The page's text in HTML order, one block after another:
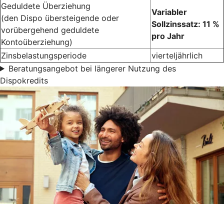
Geduldete Überziehung
(den Dispo übersteigende oder
vorübergehend geduldete
Kontoüberziehung)
Variabler
Sollzinssatz: 11 %
pro Jahr
Zinsbelastungsperiode
vierteljährlich
Beratungsangebot bei längerer Nutzung des
Dispokredits